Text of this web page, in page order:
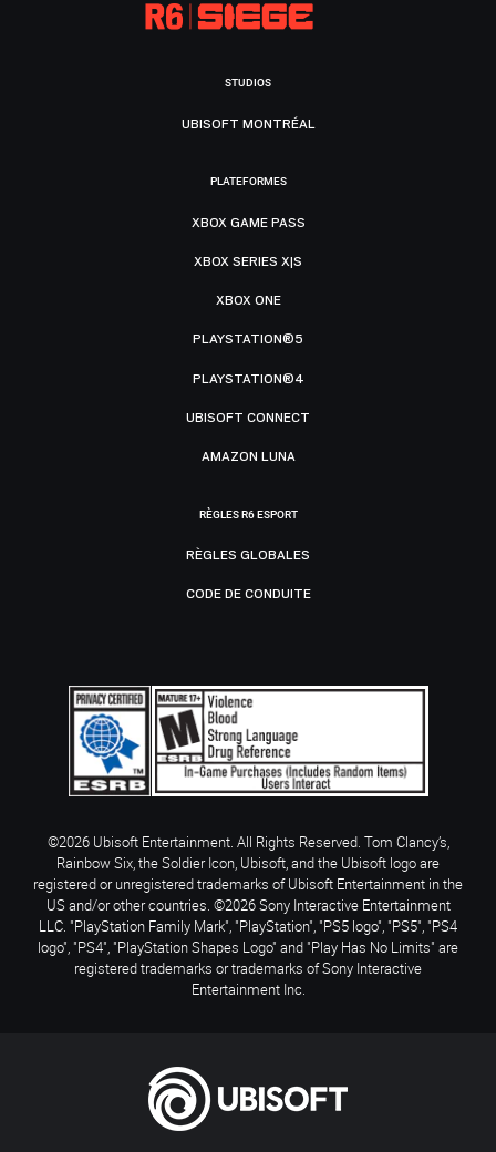
STUDIOS
UBISOFT MONTRÉAL
PLATEFORMES
XBOX GAME PASS
XBOX SERIES X|S
XBOX ONE
PLAYSTATION®5
PLAYSTATION®4
UBISOFT CONNECT
AMAZON LUNA
RÈGLES R6 ESPORT
RÈGLES GLOBALES
CODE DE CONDUITE
©2026 Ubisoft Entertainment. All Rights Reserved. Tom Clancy’s,
Rainbow Six, the Soldier Icon, Ubisoft, and the Ubisoft logo are
registered or unregistered trademarks of Ubisoft Entertainment in the
US and/or other countries. ©2026 Sony Interactive Entertainment
LLC. "PlayStation Family Mark", "PlayStation", "PS5 logo", "PS5", "PS4
logo", "PS4", "PlayStation Shapes Logo" and "Play Has No Limits" are
registered trademarks or trademarks of Sony Interactive
Entertainment Inc.